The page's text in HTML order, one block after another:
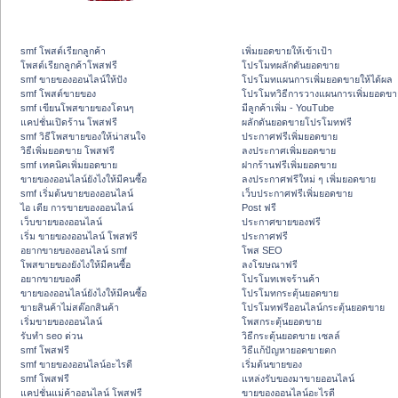
smf โพสต์เรียกลูกค้า
โพสต์เรียกลูกค้าโพสฟรี
smf ขายของออนไลน์ให้ปัง
smf โพสต์ขายของ
smf เขียนโพสขายของโดนๆ
แคปชั่นเปิดร้าน โพสฟรี
smf วิธีโพสขายของให้น่าสนใจ
วิธีเพิ่มยอดขาย โพสฟรี
smf เทคนิคเพิ่มยอดขาย
ขายของออนไลน์ยังไงให้มีคนซื้อ
smf เริ่มต้นขายของออนไลน์
ไอ เดีย การขายของออนไลน์
เว็บขายของออนไลน์
เริ่ม ขายของออนไลน์ โพสฟรี
อยากขายของออนไลน์ smf
โพสขายของยังไงให้มีคนซื้อ
อยากขายของดี
ขายของออนไลน์ยังไงให้มีคนซื้อ
ขายสินค้าไม่สต๊อกสินค้า
เริ่มขายของออนไลน์
รับทำ seo ด่วน
smf โพสฟรี
smf ขายของออนไลน์อะไรดี
smf โพสฟรี
แคปชั่นแม่ค้าออนไลน์ โพสฟรี
เพิ่มยอดขายให้เข้าเป้า
โปรโมทผลักดันยอดขาย
โปรโมทแผนการเพิ่มยอดขายให้ได้ผล
โปรโมทวิธีการวางแผนการเพิ่มยอดข
มีลูกค้าเพิ่ม - YouTube
ผลักดันยอดขายโปรโมทฟรี
ประกาศฟรีเพิ่มยอดขาย
ลงประกาศเพิ่มยอดขาย
ฝากร้านฟรีเพิ่มยอดขาย
ลงประกาศฟรีใหม่ ๆ เพิ่มยอดขาย
เว็บประกาศฟรีเพิ่มยอดขาย
Post ฟรี
ประกาศขายของฟรี
ประกาศฟรี
โพส SEO
ลงโฆษณาฟรี
โปรโมทเพจร้านค้า
โปรโมทกระตุ้นยอดขาย
โปรโมทฟรีออนไลน์กระตุ้นยอดขาย
โพสกระตุ้นยอดขาย
วิธีกระตุ้นยอดขาย เซลล์
วิธีแก้ปัญหายอดขายตก
เริ่มต้นขายของ
แหล่งรับของมาขายออนไลน์
ขายของออนไลน์อะไรดี